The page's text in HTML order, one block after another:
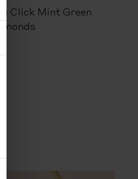
Click Mint Green